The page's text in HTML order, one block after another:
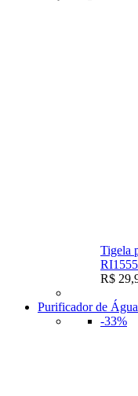
Tigela
R$
Purificador de Água
-33%